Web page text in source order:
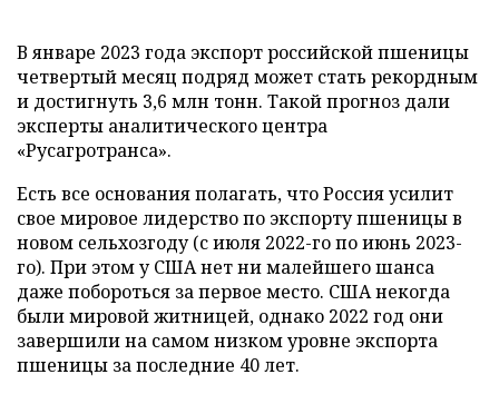
В январе 2023 года экспорт российской пшеницы
четвертый месяц подряд может стать рекордным
и достигнуть 3,6 млн тонн. Такой прогноз дали
эксперты аналитического центра
«Русагротранса».
Есть все основания полагать, что Россия усилит
свое мировое лидерство по экспорту пшеницы в
новом сельхозгоду (с июля 2022-го по июнь 2023-
го). При этом у США нет ни малейшего шанса
даже побороться за первое место. США некогда
были мировой житницей, однако 2022 год они
завершили на самом низком уровне экспорта
пшеницы за последние 40 лет.